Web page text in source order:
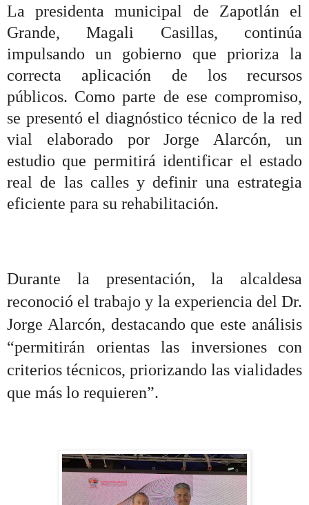
La presidenta municipal de Zapotlán el
Grande, Magali Casillas, continúa
impulsando un gobierno que prioriza la
correcta aplicación de los recursos
públicos. Como parte de ese compromiso,
se presentó el diagnóstico técnico de la red
vial elaborado por Jorge Alarcón, un
estudio que permitirá identificar el estado
real de las calles y definir una estrategia
eficiente para su rehabilitación.
Durante la presentación, la alcaldesa
reconoció el trabajo y la experiencia del Dr.
Jorge Alarcón, destacando que este análisis
“permitirán orientas las inversiones con
criterios técnicos, priorizando las vialidades
que más lo requieren”.